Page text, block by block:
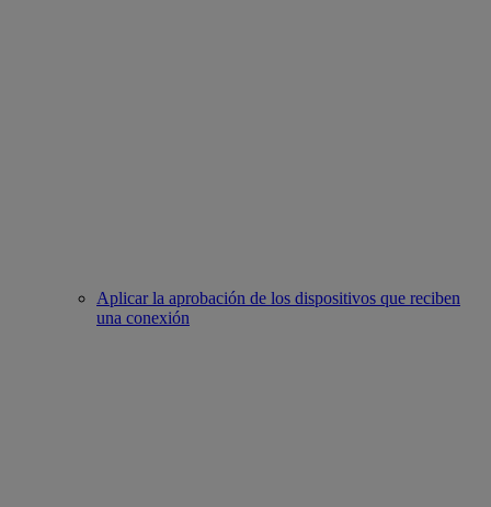
Aplicar la aprobación de los dispositivos que reciben
una conexión